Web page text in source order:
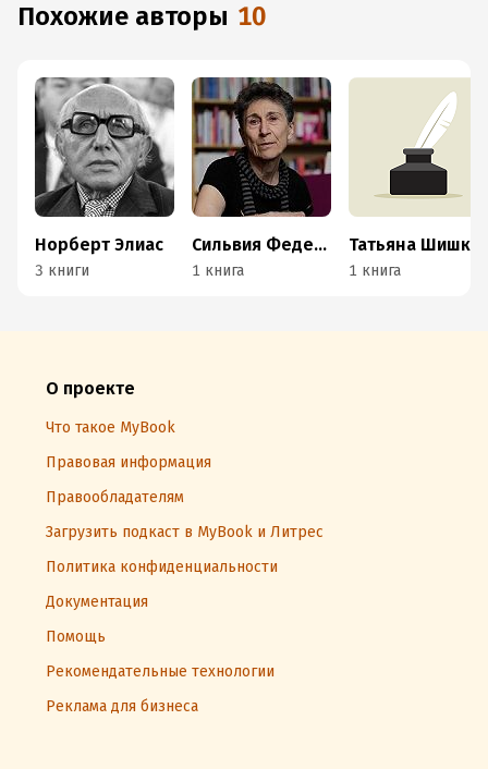
Похожие авторы 10
Норберт Элиас
3 книги
Сильвия Федеричи
1 книга 1 книга
О проекте
Что такое MyBook
Правовая информация
Правообладателям
Загрузить подкаст в MyBook и Литрес
Политика конфиденциальности
Документация
Помощь
Рекомендательные технологии
Реклама для бизнеса